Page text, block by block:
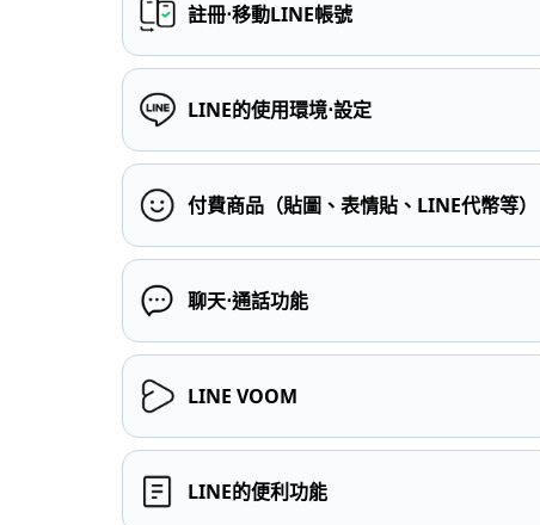
註冊⋅移動LINE帳號
LINE的使用環境⋅設定
付費商品（貼圖、表情貼、LINE代幣等）
聊天⋅通話功能
LINE VOOM
LINE的便利功能